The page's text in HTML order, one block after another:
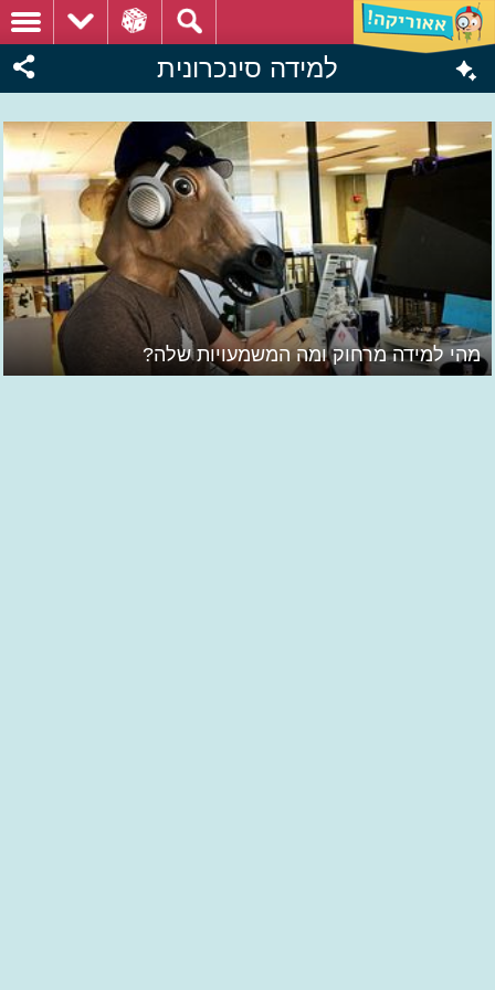
למידה סינכרונית
מהי למידה מרחוק ומה המשמעויות שלה?